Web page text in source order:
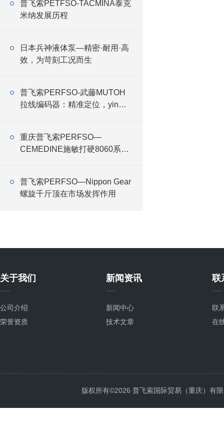
普飞索PETFSO-TACMINA泰克
米纳发展历程
日本兵神液体泵—精密·耐用·高
效，为苛刻工况而生
普飞索PERFSO-武藤MUTOH
拉线编码器：精准定位，yin领
重庆普飞索PERFSO—
CEMEDINE施敏打硬8060系列
普飞索PERFSO—Nippon Gear
螺旋千斤顶在市场发挥作用
关于我们
公司介绍
荣誉资质
新闻资讯
新闻中心
技术文章
联
联
在
版权所有©2026 普飞索国际贸易（重庆）有